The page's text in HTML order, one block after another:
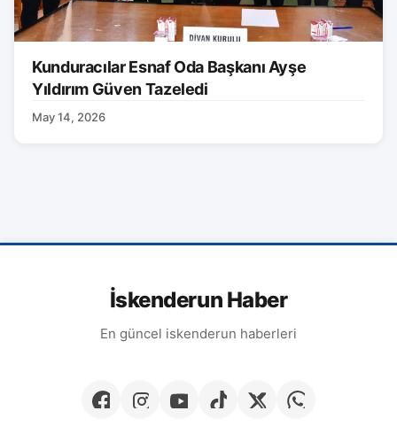
Kunduracılar Esnaf Oda Başkanı Ayşe
Yıldırım Güven Tazeledi
May 14, 2026
İskenderun Haber
En güncel iskenderun haberleri